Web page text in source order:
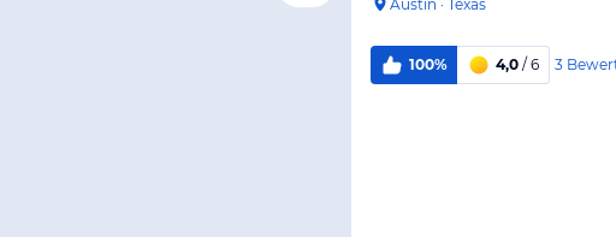
Austin · Texas
100% 4,0 / 6 3